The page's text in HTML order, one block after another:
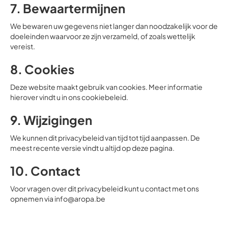
7. Bewaartermijnen
We bewaren uw gegevens niet langer dan noodzakelijk voor de
doeleinden waarvoor ze zijn verzameld, of zoals wettelijk
vereist.
8. Cookies
Deze website maakt gebruik van cookies. Meer informatie
hierover vindt u in ons cookiebeleid.
9. Wijzigingen
We kunnen dit privacybeleid van tijd tot tijd aanpassen. De
meest recente versie vindt u altijd op deze pagina.
10. Contact
Voor vragen over dit privacybeleid kunt u contact met ons
opnemen via info@aropa.be